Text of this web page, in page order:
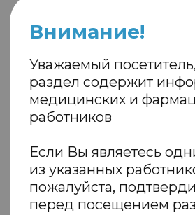
НАЗАД
ПОДТВЕРЖДАЮ
раздел содержит информацию для
медицинских и фармацевтических
из указанных работников,
пожалуйста, подтвердите это
перед посещением раздела